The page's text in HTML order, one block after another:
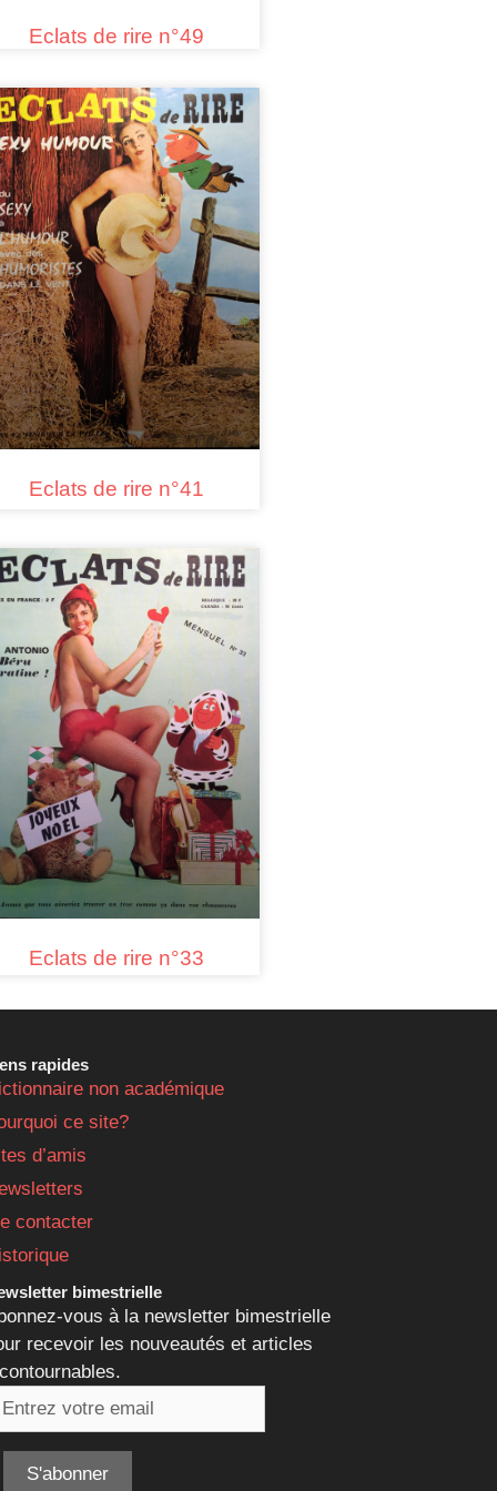
Eclats de rire n°49
Eclats de rire n°41
Eclats de rire n°33
rapides
non académique
ce site?
d’amis
contacter
bimestrielle
vous à la newsletter bimestrielle
recevoir les nouveautés et articles